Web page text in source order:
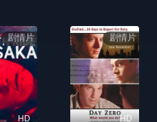
剧情片
HD
剧情片
HD